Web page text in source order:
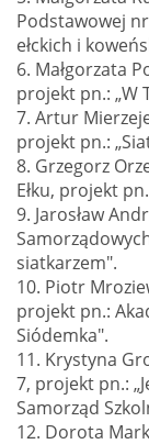
Podstawowej
ełckich i
6. Małgorzata
projekt pn.: „W
7. Artur
projekt pn.:
8. Grzegorz
Ełku, projekt
9. Jarosław
siatkarzem".
10. Piotr
projekt pn.:
Siódemka".
11. Krystyna
7, projekt pn.:
Samorząd
12. Dorota